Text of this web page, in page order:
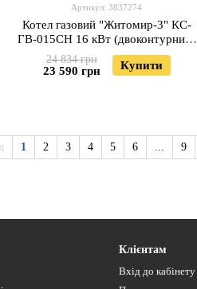
Артикул: 3837274
Котел газовий "Житомир-3" КС-
ГВ-015СН 16 кВт (двоконтурний)
(димохід вгору)
24 834 грн
23 590 грн Купити
1 2 3 4 5 6 ... 9
Клієнтам
Вхід до кабінету